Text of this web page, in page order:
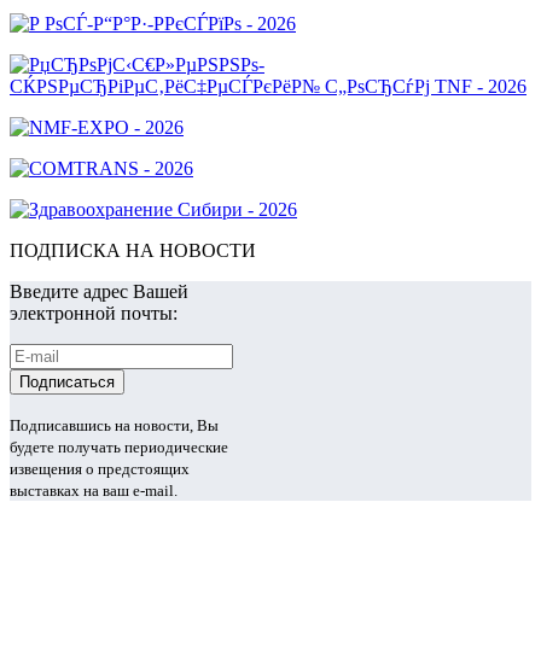
ПОДПИСКА НА НОВОСТИ
Введите адрес Вашей
электронной почты:
Подписавшись на новости, Вы
будете получать периодические
извещения о предстоящих
выставках на ваш e-mail.